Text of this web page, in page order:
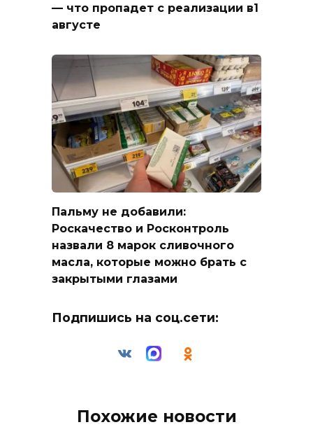
— что пропадет с реализации в1
августе
Пальму не добавили:
Роскачество и Росконтроль
назвали 8 марок сливочного
масла, которые можно брать с
закрытыми глазами
Подпишись на соц.сети:
Похожие новости